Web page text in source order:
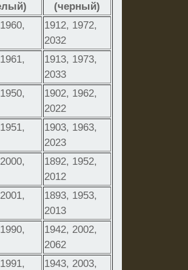
(черный)
1912, 1972,
2032
1913, 1973,
2033
1902, 1962,
2022
1903, 1963,
2023
1892, 1952,
2012
1893, 1953,
2013
1942, 2002,
2062
1943, 2003,